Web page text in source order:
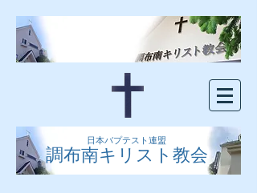
日本バプテスト連盟
調布南キリスト教会